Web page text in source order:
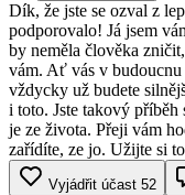
Dík, že jste se ozval z
podporovalo! Já jsem
by neměla člověka
vám. Ať vás v budoucnu
vždycky už budete
i toto. Jste takový
je ze života. Přeji vám
zařídíte, ze jo. Užijte si
Vyjádřit účast 52